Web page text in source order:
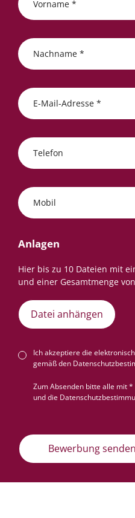
Vorname *
Nachname *
E-Mail-Adresse *
Telefon
Mobil
Anlagen
Datei anhängen
Ich akzeptiere die
gemäß den
Zum Absenden bitte alle mit
und die
Bewerbung senden